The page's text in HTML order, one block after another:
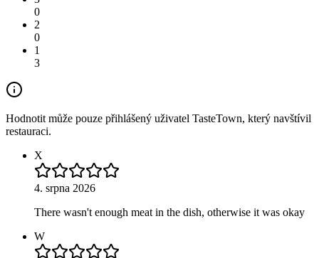
0
2
0
1
3
Hodnotit může pouze přihlášený uživatel TasteTown, který navštívil
restauraci.
X
4. srpna 2026
There wasn't enough meat in the dish, otherwise it was okay
W